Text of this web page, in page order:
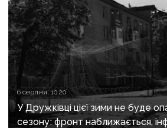
6 серпня, 10:20
У Дружківці цієї зими не буде
сезону: фронт наближається,